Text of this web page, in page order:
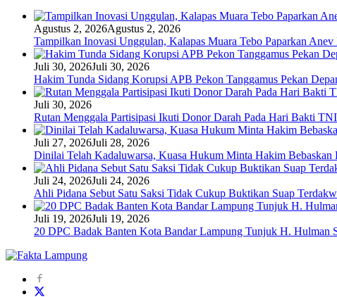
Agustus 2, 2026Agustus 2, 2026
Tampilkan Inovasi Unggulan, Kalapas Muara Tebo Paparkan
Juli 30, 2026Juli 30, 2026
Hakim Tunda Sidang Korupsi APB Pekon Tanggamus Pekan
Juli 30, 2026
Rutan Menggala Partisipasi Ikuti Donor Darah Pada Hari Bakti
Juli 27, 2026Juli 28, 2026
Dinilai Telah Kadaluwarsa, Kuasa Hukum Minta Hakim Bebaskan
Juli 24, 2026Juli 24, 2026
Ahli Pidana Sebut Satu Saksi Tidak Cukup Buktikan Suap
Juli 19, 2026Juli 19, 2026
20 DPC Badak Banten Kota Bandar Lampung Tunjuk H. Hulman